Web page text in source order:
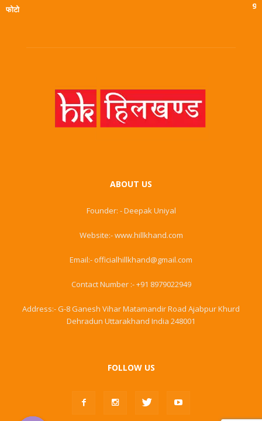
फोटो
9
ABOUT US
Founder: - Deepak Uniyal
Website:- www.hillkhand.com
Email:- officialhillkhand@gmail.com
Contact Number :- +91 8979022949
Address:- G-8 Ganesh Vihar Matamandir Road Ajabpur Khurd
Dehradun Uttarakhand India 248001
FOLLOW US